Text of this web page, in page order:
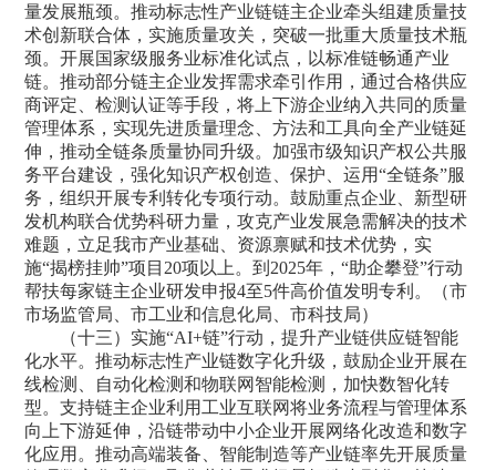
量发展瓶颈。推动标志性产业链链主企业牵头组建质量技
术创新联合体，实施质量攻关，突破一批重大质量技术瓶
颈。开展国家级服务业标准化试点，以标准链畅通产业
链。推动部分链主企业发挥需求牵引作用，通过合格供应
商评定、检测认证等手段，将上下游企业纳入共同的质量
管理体系，实现先进质量理念、方法和工具向全产业链延
伸，推动全链条质量协同升级。加强市级知识产权公共服
务平台建设，强化知识产权创造、保护、运用“全链条”服
务，组织开展专利转化专项行动。鼓励重点企业、新型研
发机构联合优势科研力量，攻克产业发展急需解决的技术
难题，立足我市产业基础、资源禀赋和技术优势，实
施“揭榜挂帅”项目20项以上。到2025年，“助企攀登”行动
帮扶每家链主企业研发申报4至5件高价值发明专利。（市
市场监管局、市工业和信息化局、市科技局）
（十三）实施“AI+链”行动，提升产业链供应链智能
化水平。推动标志性产业链数字化升级，鼓励企业开展在
线检测、自动化检测和物联网智能检测，加快数智化转
型。支持链主企业利用工业互联网将业务流程与管理体系
向上下游延伸，沿链带动中小企业开展网络化改造和数字
化应用。推动高端装备、智能制造等产业链率先开展质量